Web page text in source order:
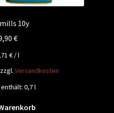
10y
€
€ /l
zzgl. Versandkosten
0,7l